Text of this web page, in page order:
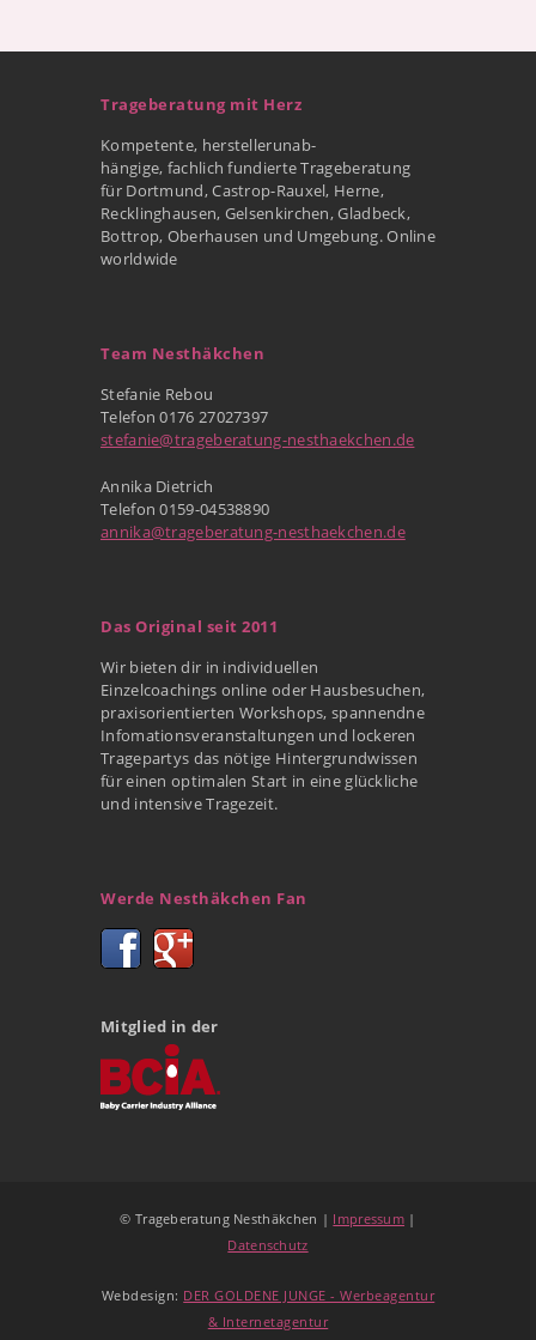
Trageberatung mit Herz
Kompetente, herstellerunab-
hängige, fachlich fundierte Trageberatung
für Dortmund, Castrop-Rauxel, Herne,
Recklinghausen, Gelsenkirchen, Gladbeck,
Bottrop, Oberhausen und Umgebung. Online
worldwide
Team Nesthäkchen
Stefanie Rebou
Telefon 0176 27027397
stefanie@trageberatung-nesthaekchen.de
Annika Dietrich
Telefon 0159-04538890
annika@trageberatung-nesthaekchen.de
Das Original seit 2011
Wir bieten dir in individuellen
Einzelcoachings online oder Hausbesuchen,
praxisorientierten Workshops, spannendne
Infomationsveranstaltungen und lockeren
Tragepartys das nötige Hintergrundwissen
für einen optimalen Start in eine glückliche
und intensive Tragezeit.
Werde Nesthäkchen Fan
Mitglied in der
© Trageberatung Nesthäkchen | Impressum |
Datenschutz
Webdesign: DER GOLDENE JUNGE - Werbeagentur
& Internetagentur